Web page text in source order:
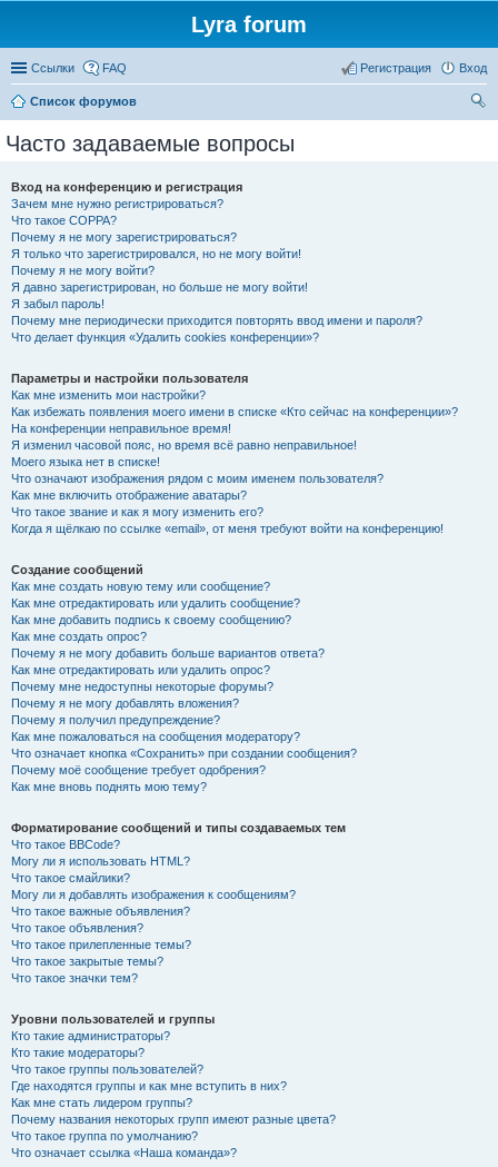
Lyra forum
Ссылки FAQ Вход
Регистрация
Список форумов
Часто задаваемые вопросы
Вход на конференцию и регистрация
Зачем мне нужно регистрироваться?
Что такое COPPA?
Почему я не могу зарегистрироваться?
Я только что зарегистрировался, но не могу войти!
Почему я не могу войти?
Я давно зарегистрирован, но больше не могу войти!
Я забыл пароль!
Почему мне периодически приходится повторять ввод имени и пароля?
Что делает функция «Удалить cookies конференции»?
Параметры и настройки пользователя
Как мне изменить мои настройки?
Как избежать появления моего имени в списке «Кто сейчас на конференции»?
На конференции неправильное время!
Я изменил часовой пояс, но время всё равно неправильное!
Моего языка нет в списке!
Что означают изображения рядом с моим именем пользователя?
Как мне включить отображение аватары?
Что такое звание и как я могу изменить его?
Когда я щёлкаю по ссылке «email», от меня требуют войти на конференцию!
Создание сообщений
Как мне создать новую тему или сообщение?
Как мне отредактировать или удалить сообщение?
Как мне добавить подпись к своему сообщению?
Как мне создать опрос?
Почему я не могу добавить больше вариантов ответа?
Как мне отредактировать или удалить опрос?
Почему мне недоступны некоторые форумы?
Почему я не могу добавлять вложения?
Почему я получил предупреждение?
Как мне пожаловаться на сообщения модератору?
Что означает кнопка «Сохранить» при создании сообщения?
Почему моё сообщение требует одобрения?
Как мне вновь поднять мою тему?
Форматирование сообщений и типы создаваемых тем
Что такое BBCode?
Могу ли я использовать HTML?
Что такое смайлики?
Могу ли я добавлять изображения к сообщениям?
Что такое важные объявления?
Что такое объявления?
Что такое прилепленные темы?
Что такое закрытые темы?
Что такое значки тем?
Уровни пользователей и группы
Кто такие администраторы?
Кто такие модераторы?
Что такое группы пользователей?
Где находятся группы и как мне вступить в них?
Как мне стать лидером группы?
Почему названия некоторых групп имеют разные цвета?
Что такое группа по умолчанию?
Что означает ссылка «Наша команда»?